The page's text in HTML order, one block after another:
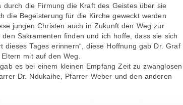
durch die Firmung die Kraft des Geistes über sie
die Begeisterung für die Kirche geweckt werden
jungen Christen auch in Zukunft den Weg zur
Sakramenten finden und ich hoffe, dass sie sich
dieses Tages erinnern“, diese Hoffnung gab Dr. Graf
mit auf den Weg.
es bei einem kleinen Empfang Zeit zu zwanglosen
Dr. Ndukaihe, Pfarrer Weber und den anderen